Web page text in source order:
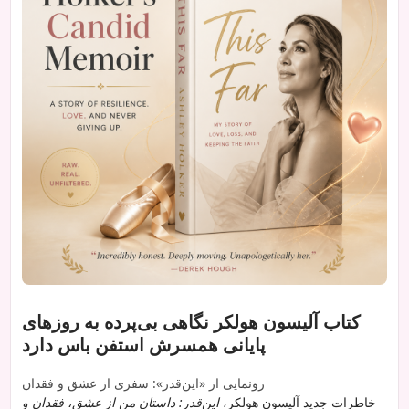
کتاب آلیسون هولکر نگاهی بی‌پرده به روزهای
پایانی همسرش استفن باس دارد
رونمایی از «این‌قدر»: سفری از عشق و فقدان
خاطرات جدید آلیسون هولکر،این‌قدر: داستان من از عشق، فقدان و